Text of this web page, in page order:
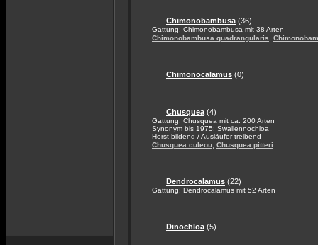
Chimonobambusa (36)
Gattung: Chimonobambusa mit 38 Arten
Chimonobambusa quadrangularis
Chimonocalamus (0)
Chusquea (4)
Gattung: Chusquea mit ca. 200 Arten
Synonym bis 1975: Swallennochloa
Horst bildend / Ausläufer treibend
Chusquea culeou Chusquea pitteri
Dendrocalamus (22)
Gattung: Dendrocalamus mit 52 Arten
Dinochloa (5)